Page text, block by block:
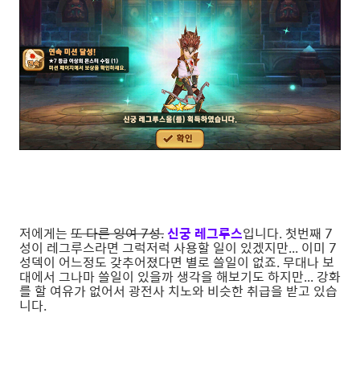
저에게는 또 다른 잉여 7성.신궁 레그루스입니다. 첫번째 7
성이 레그루스라면 그럭저럭 사용할 일이 있겠지만... 이미 7
성덱이 어느정도 갖추어졌다면 별로 쓸일이 없죠. 무대나 보
대에서 그나마 쓸일이 있을까 생각을 해보기도 하지만... 강화
를 할 여유가 없어서 광전사 치노와 비슷한 취급을 받고 있습
니다.